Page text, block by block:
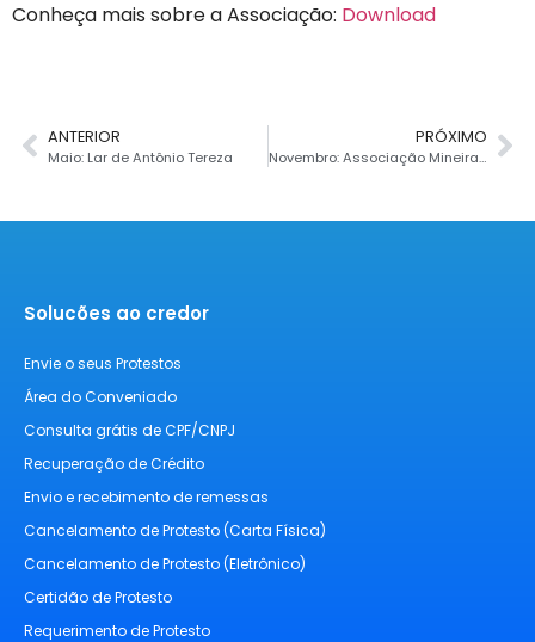
Conheça mais sobre a Associação: Download
ANTERIOR
Maio: Lar de Antônio Tereza
PRÓXIMO
Novembro: Associação Mineira de Reabilitação (AMR)
Solucões ao credor
Envie o seus Protestos
Área do Conveniado
Consulta grátis de CPF/CNPJ
Recuperação de Crédito
Envio e recebimento de remessas
Cancelamento de Protesto (Carta Física)
Cancelamento de Protesto (Eletrônico)
Certidão de Protesto
Requerimento de Protesto